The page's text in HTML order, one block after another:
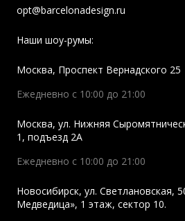
opt@barcelonadesign.ru
Наши шоу-румы:
Москва, Проспект Вернадского 25
Ежедневно с 10:00 до 21:00
Москва, ул. Нижняя
1, подъезд 2A
Ежедневно с 10:00 до 21:00
Новосибирск, ул. Светлановская,
Медведица», 1 этаж, сектор 10.